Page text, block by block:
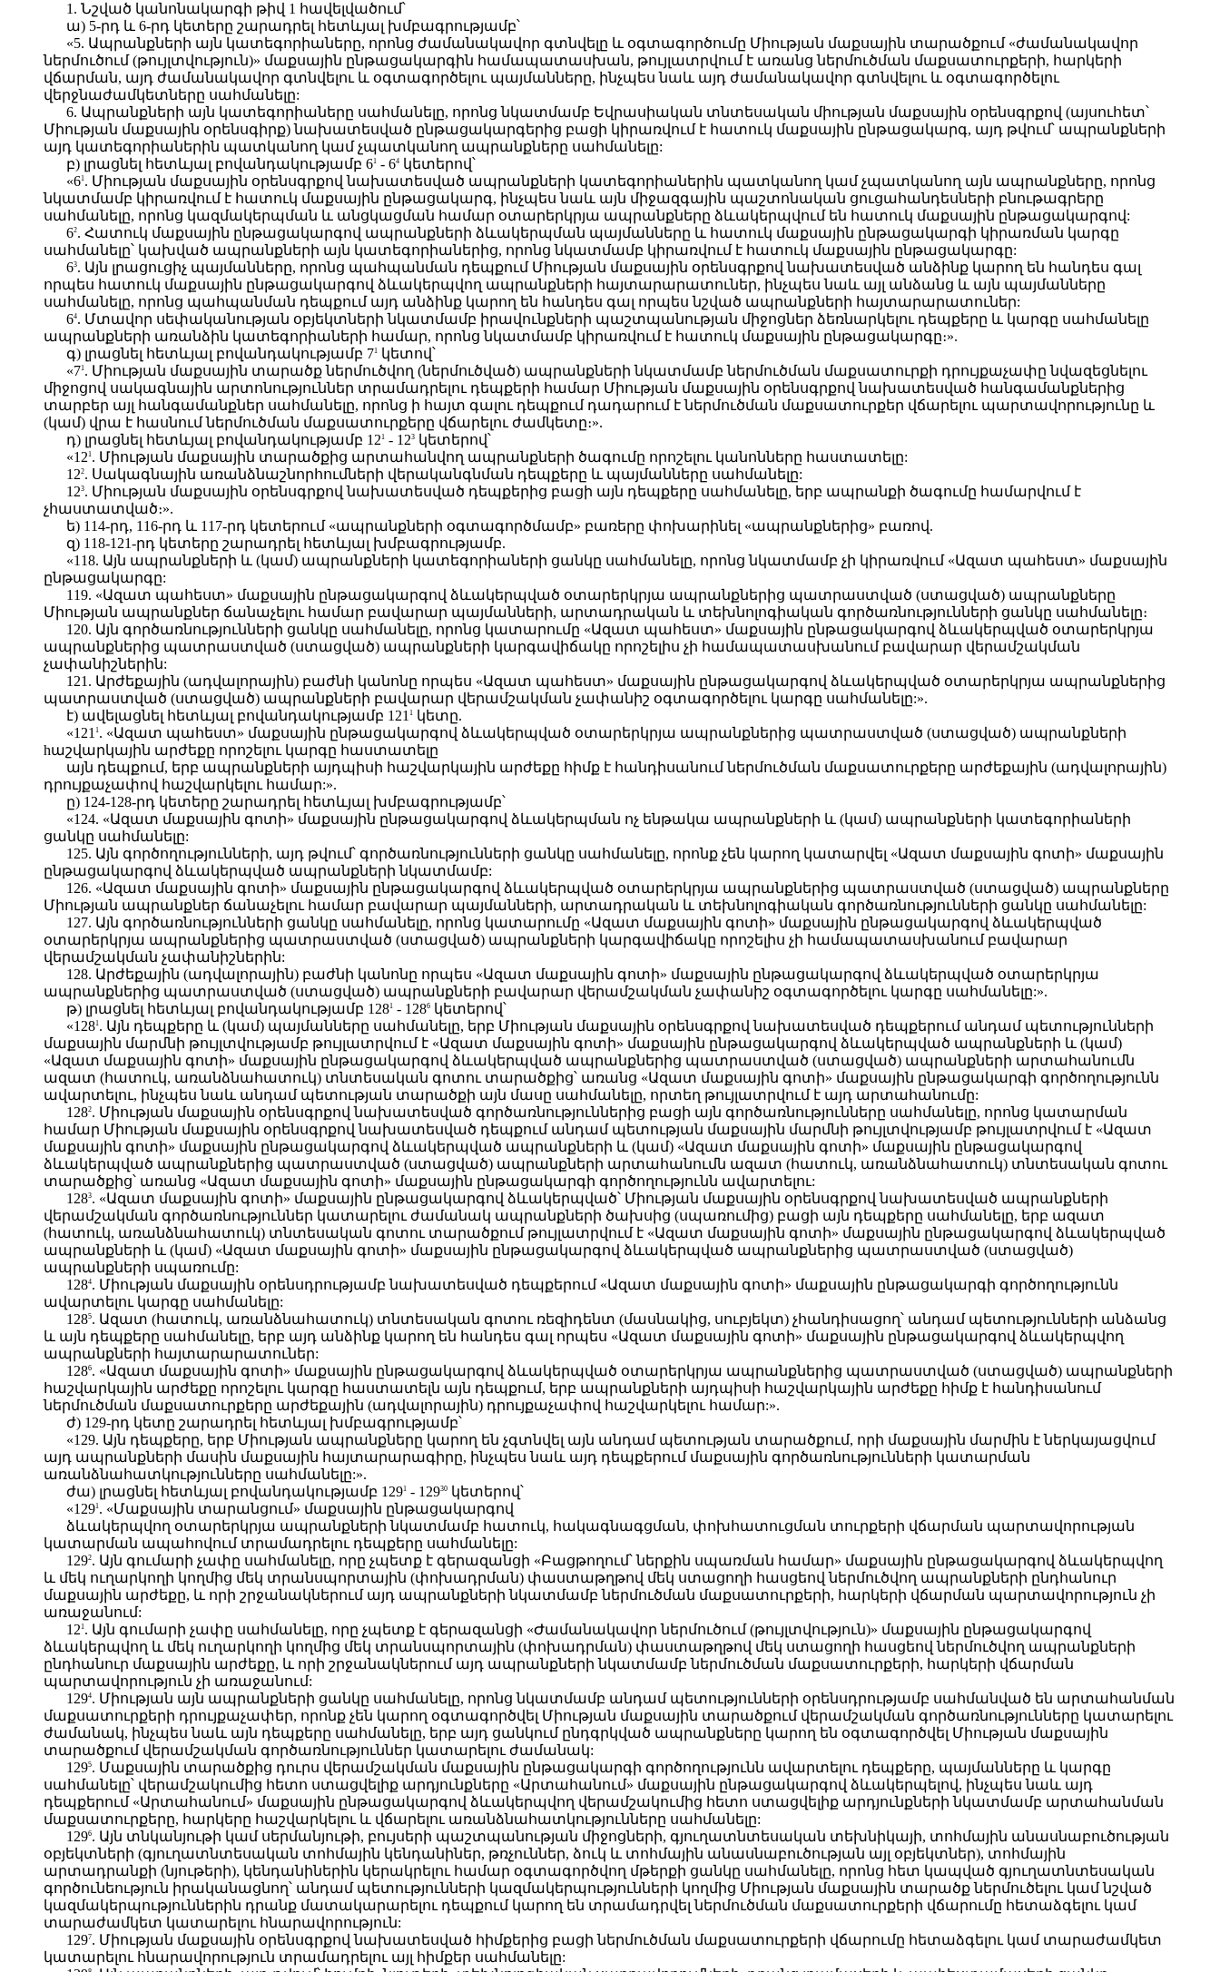
1. Նշված կանոնակարգի թիվ 1 հավելվածում՝
ա) 5-րդ և 6-րդ կետերը շարադրել հետևյալ խմբագրությամբ՝
«5. Ապրանքների այն կատեգորիաները, որոնց ժամանակավոր գտնվելը և օգտագործումը Միության մաքսային տարածքում «ժամանակավոր
ներմուծում (թույլտվություն)» մաքսային ընթացակարգին համապատասխան, թույլատրվում է առանց ներմուծման մաքսատուրքերի, հարկերի
վճարման, այդ ժամանակավոր գտնվելու և օգտագործելու պայմանները, ինչպես նաև այդ ժամանակավոր գտնվելու և օգտագործելու
վերջնաժամկետները սահմանելը:
6. Ապրանքների այն կատեգորիաները սահմանելը, որոնց նկատմամբ Եվրասիական տնտեսական միության մաքսային օրենսգրքով (այսուհետ՝
Միության մաքսային օրենսգիրք) նախատեսված ընթացակարգերից բացի կիրառվում է հատուկ մաքսային ընթացակարգ, այդ թվում՝ ապրանքների
այդ կատեգորիաներին պատկանող կամ չպատկանող ապրանքները սահմանելը:
բ) լրացնել հետևյալ բովանդակությամբ 61 - 64 կետերով՝
«61. Միության մաքսային օրենսգրքով նախատեսված ապրանքների կատեգորիաներին պատկանող կամ չպատկանող այն ապրանքները, որոնց
նկատմամբ կիրառվում է հատուկ մաքսային ընթացակարգ, ինչպես նաև այն միջազգային պաշտոնական ցուցահանդեսների բնութագրերը
սահմանելը, որոնց կազմակերպման և անցկացման համար օտարերկրյա ապրանքները ձևակերպվում են հատուկ մաքսային ընթացակարգով:
62. Հատուկ մաքսային ընթացակարգով ապրանքների ձևակերպման պայմանները և հատուկ մաքսային ընթացակարգի կիրառման կարգը
սահմանելը՝ կախված ապրանքների այն կատեգորիաներից, որոնց նկատմամբ կիրառվում է հատուկ մաքսային ընթացակարգը:
63. Այն լրացուցիչ պայմանները, որոնց պահպանման դեպքում Միության մաքսային օրենսգրքով նախատեսված անձինք կարող են հանդես գալ
որպես հատուկ մաքսային ընթացակարգով ձևակերպվող ապրանքների հայտարարատուներ, ինչպես նաև այլ անձանց և այն պայմանները
սահմանելը, որոնց պահպանման դեպքում այդ անձինք կարող են հանդես գալ որպես նշված ապրանքների հայտարարատուներ:
64. Մտավոր սեփականության օբյեկտների նկատմամբ իրավունքների պաշտպանության միջոցներ ձեռնարկելու դեպքերը և կարգը սահմանելը
ապրանքների առանձին կատեգորիաների համար, որոնց նկատմամբ կիրառվում է հատուկ մաքսային ընթացակարգը։».
գ) լրացնել հետևյալ բովանդակությամբ 71 կետով՝
«71. Միության մաքսային տարածք ներմուծվող (ներմուծված) ապրանքների նկատմամբ ներմուծման մաքսատուրքի դրույքաչափը նվազեցնելու
միջոցով սակագնային արտոնություններ տրամադրելու դեպքերի համար Միության մաքսային օրենսգրքով նախատեսված հանգամանքներից
տարբեր այլ հանգամանքներ սահմանելը, որոնց ի հայտ գալու դեպքում դադարում է ներմուծման մաքսատուրքեր վճարելու պարտավորությունը և
(կամ) վրա է հասնում ներմուծման մաքսատուրքերը վճարելու ժամկետը։».
դ) լրացնել հետևյալ բովանդակությամբ 121 - 123 կետերով՝
«121. Միության մաքսային տարածքից արտահանվող ապրանքների ծագումը որոշելու կանոնները հաստատելը:
122. Սակագնային առանձնաշնորհումների վերականգնման դեպքերը և պայմանները սահմանելը:
123. Միության մաքսային օրենսգրքով նախատեսված դեպքերից բացի այն դեպքերը սահմանելը, երբ ապրանքի ծագումը համարվում է
չհաստատված։».
ե) 114-րդ, 116-րդ և 117-րդ կետերում «ապրանքների օգտագործմամբ» բառերը փոխարինել «ապրանքներից» բառով.
զ) 118-121-րդ կետերը շարադրել հետևյալ խմբագրությամբ.
«118. Այն ապրանքների և (կամ) ապրանքների կատեգորիաների ցանկը սահմանելը, որոնց նկատմամբ չի կիրառվում «Ազատ պահեստ» մաքսային
ընթացակարգը:
119. «Ազատ պահեստ» մաքսային ընթացակարգով ձևակերպված օտարերկրյա ապրանքներից պատրաստված (ստացված) ապրանքները
Միության ապրանքներ ճանաչելու համար բավարար պայմանների, արտադրական և տեխնոլոգիական գործառնությունների ցանկը սահմանելը։
120. Այն գործառնությունների ցանկը սահմանելը, որոնց կատարումը «Ազատ պահեստ» մաքսային ընթացակարգով ձևակերպված օտարերկրյա
ապրանքներից պատրաստված (ստացված) ապրանքների կարգավիճակը որոշելիս չի համապատասխանում բավարար վերամշակման
չափանիշներին:
121. Արժեքային (ադվալորային) բաժնի կանոնը որպես «Ազատ պահեստ» մաքսային ընթացակարգով ձևակերպված օտարերկրյա ապրանքներից
պատրաստված (ստացված) ապրանքների բավարար վերամշակման չափանիշ օգտագործելու կարգը սահմանելը:».
է) ավելացնել հետևյալ բովանդակությամբ 1211 կետը.
«1211. «Ազատ պահեստ» մաքսային ընթացակարգով ձևակերպված օտարերկրյա ապրանքներից պատրաստված (ստացված) ապրանքների
hաշվարկային արժեքը որոշելու կարգը հաստատելը
այն դեպքում, երբ ապրանքների այդպիսի հաշվարկային արժեքը հիմք է հանդիսանում ներմուծման մաքսատուրքերը արժեքային (ադվալորային)
դրույքաչափով հաշվարկելու համար:».
ը) 124-128-րդ կետերը շարադրել հետևյալ խմբագրությամբ՝
«124. «Ազատ մաքսային գոտի» մաքսային ընթացակարգով ձևակերպման ոչ ենթակա ապրանքների և (կամ) ապրանքների կատեգորիաների
ցանկը սահմանելը:
125. Այն գործողությունների, այդ թվում՝ գործառնությունների ցանկը սահմանելը, որոնք չեն կարող կատարվել «Ազատ մաքսային գոտի» մաքսային
ընթացակարգով ձևակերպված ապրանքների նկատմամբ:
126. «Ազատ մաքսային գոտի» մաքսային ընթացակարգով ձևակերպված օտարերկրյա ապրանքներից պատրաստված (ստացված) ապրանքները
Միության ապրանքներ ճանաչելու համար բավարար պայմանների, արտադրական և տեխնոլոգիական գործառնությունների ցանկը սահմանելը:
127. Այն գործառնությունների ցանկը սահմանելը, որոնց կատարումը «Ազատ մաքսային գոտի» մաքսային ընթացակարգով ձևակերպված
օտարերկրյա ապրանքներից պատրաստված (ստացված) ապրանքների կարգավիճակը որոշելիս չի համապատասխանում բավարար
վերամշակման չափանիշներին:
128. Արժեքային (ադվալորային) բաժնի կանոնը որպես «Ազատ մաքսային գոտի» մաքսային ընթացակարգով ձևակերպված օտարերկրյա
ապրանքներից պատրաստված (ստացված) ապրանքների բավարար վերամշակման չափանիշ օգտագործելու կարգը սահմանելը:».
թ) լրացնել հետևյալ բովանդակությամբ 1281 - 1286 կետերով՝
«1281. Այն դեպքերը և (կամ) պայմանները սահմանելը, երբ Միության մաքսային օրենսգրքով նախատեսված դեպքերում անդամ պետությունների
մաքսային մարմնի թույլտվությամբ թույլատրվում է «Ազատ մաքսային գոտի» մաքսային ընթացակարգով ձևակերպված ապրանքների և (կամ)
«Ազատ մաքսային գոտի» մաքսային ընթացակարգով ձևակերպված ապրանքներից պատրաստված (ստացված) ապրանքների արտահանումն
ազատ (հատուկ, առանձնահատուկ) տնտեսական գոտու տարածքից՝ առանց «Ազատ մաքսային գոտի» մաքսային ընթացակարգի գործողությունն
ավարտելու, ինչպես նաև անդամ պետության տարածքի այն մասը սահմանելը, որտեղ թույլատրվում է այդ արտահանումը:
1282. Միության մաքսային օրենսգրքով նախատեսված գործառնություններից բացի այն գործառնությունները սահմանելը, որոնց կատարման
համար Միության մաքսային օրենսգրքով նախատեսված դեպքում անդամ պետության մաքսային մարմնի թույլտվությամբ թույլատրվում է «Ազատ
մաքսային գոտի» մաքսային ընթացակարգով ձևակերպված ապրանքների և (կամ) «Ազատ մաքսային գոտի» մաքսային ընթացակարգով
ձևակերպված ապրանքներից պատրաստված (ստացված) ապրանքների արտահանումն ազատ (հատուկ, առանձնահատուկ) տնտեսական գոտու
տարածքից՝ առանց «Ազատ մաքսային գոտի» մաքսային ընթացակարգի գործողությունն ավարտելու:
1283. «Ազատ մաքսային գոտի» մաքսային ընթացակարգով ձևակերպված՝ Միության մաքսային օրենսգրքով նախատեսված ապրանքների
վերամշակման գործառնություններ կատարելու ժամանակ ապրանքների ծախսից (սպառումից) բացի այն դեպքերը սահմանելը, երբ ազատ
(հատուկ, առանձնահատուկ) տնտեսական գոտու տարածքում թույլատրվում է «Ազատ մաքսային գոտի» մաքսային ընթացակարգով ձևակերպված
ապրանքների և (կամ) «Ազատ մաքսային գոտի» մաքսային ընթացակարգով ձևակերպված ապրանքներից պատրաստված (ստացված)
ապրանքների սպառումը:
1284. Միության մաքսային օրենսդրությամբ նախատեսված դեպքերում «Ազատ մաքսային գոտի» մաքսային ընթացակարգի գործողությունն
ավարտելու կարգը սահմանելը:
1285. Ազատ (հատուկ, առանձնահատուկ) տնտեսական գոտու ռեզիդենտ (մասնակից, սուբյեկտ) չհանդիսացող՝ անդամ պետությունների անձանց
և այն դեպքերը սահմանելը, երբ այդ անձինք կարող են հանդես գալ որպես «Ազատ մաքսային գոտի» մաքսային ընթացակարգով ձևակերպվող
ապրանքների հայտարարատուներ:
1286. «Ազատ մաքսային գոտի» մաքսային ընթացակարգով ձևակերպված օտարերկրյա ապրանքներից պատրաստված (ստացված) ապրանքների
հաշվարկային արժեքը որոշելու կարգը հաստատելն այն դեպքում, երբ ապրանքների այդպիսի հաշվարկային արժեքը հիմք է հանդիսանում
ներմուծման մաքսատուրքերը արժեքային (ադվալորային) դրույքաչափով հաշվարկելու համար:».
ժ) 129-րդ կետը շարադրել հետևյալ խմբագրությամբ՝
«129. Այն դեպքերը, երբ Միության ապրանքները կարող են չգտնվել այն անդամ պետության տարածքում, որի մաքսային մարմին է ներկայացվում
այդ ապրանքների մասին մաքսային հայտարարագիրը, ինչպես նաև այդ դեպքերում մաքսային գործառնությունների կատարման
առանձնահատկությունները սահմանելը:».
ժա) լրացնել հետևյալ բովանդակությամբ 1291 - 12930 կետերով՝
«1291. «Մաքսային տարանցում» մաքսային ընթացակարգով
ձևակերպվող օտարերկրյա ապրանքների նկատմամբ հատուկ, հակագնագցման, փոխհատուցման տուրքերի վճարման պարտավորության
կատարման ապահովում տրամադրելու դեպքերը սահմանելը:
1292. Այն գումարի չափը սահմանելը, որը չպետք է գերազանցի «Բացթողում՝ ներքին սպառման համար» մաքսային ընթացակարգով ձևակերպվող
և մեկ ուղարկողի կողմից մեկ տրանսպորտային (փոխադրման) փաստաթղթով մեկ ստացողի հասցեով ներմուծվող ապրանքների ընդհանուր
մաքսային արժեքը, և որի շրջանակներում այդ ապրանքների նկատմամբ ներմուծման մաքսատուրքերի, հարկերի վճարման պարտավորություն չի
առաջանում:
121. Այն գումարի չափը սահմանելը, որը չպետք է գերազանցի «Ժամանակավոր ներմուծում (թույլտվություն)» մաքսային ընթացակարգով
ձևակերպվող և մեկ ուղարկողի կողմից մեկ տրանսպորտային (փոխադրման) փաստաթղթով մեկ ստացողի հասցեով ներմուծվող ապրանքների
ընդհանուր մաքսային արժեքը, և որի շրջանակներում այդ ապրանքների նկատմամբ ներմուծման մաքսատուրքերի, հարկերի վճարման
պարտավորություն չի առաջանում:
1294. Միության այն ապրանքների ցանկը սահմանելը, որոնց նկատմամբ անդամ պետությունների օրենսդրությամբ սահմանված են արտահանման
մաքսատուրքերի դրույքաչափեր, որոնք չեն կարող օգտագործվել Միության մաքսային տարածքում վերամշակման գործառնությունները կատարելու
ժամանակ, ինչպես նաև այն դեպքերը սահմանելը, երբ այդ ցանկում ընդգրկված ապրանքները կարող են օգտագործվել Միության մաքսային
տարածքում վերամշակման գործառնություններ կատարելու ժամանակ:
1295. Մաքսային տարածքից դուրս վերամշակման մաքսային ընթացակարգի գործողությունն ավարտելու դեպքերը, պայմանները և կարգը
սահմանելը՝ վերամշակումից հետո ստացվելիք արդյունքները «Արտահանում» մաքսային ընթացակարգով ձևակերպելով, ինչպես նաև այդ
դեպքերում «Արտահանում» մաքսային ընթացակարգով ձևակերպվող վերամշակումից հետո ստացվելիք արդյունքների նկատմամբ արտահանման
մաքսատուրքերը, հարկերը հաշվարկելու և վճարելու առանձնահատկությունները սահմանելը:
1296. Այն տնկանյութի կամ սերմանյութի, բույսերի պաշտպանության միջոցների, գյուղատնտեսական տեխնիկայի, տոհմային անասնաբուծության
օբյեկտների (գյուղատնտեսական տոհմային կենդանիներ, թռչուններ, ձուկ և տոհմային անասնաբուծության այլ օբյեկտներ), տոհմային
արտադրանքի (նյութերի), կենդանիներին կերակրելու համար օգտագործվող մթերքի ցանկը սահմանելը, որոնց հետ կապված գյուղատնտեսական
գործունեություն իրականացնող՝ անդամ պետությունների կազմակերպությունների կողմից Միության մաքսային տարածք ներմուծելու կամ նշված
կազմակերպություններին դրանք մատակարարելու դեպքում կարող են տրամադրվել ներմուծման մաքսատուրքերի վճարումը հետաձգելու կամ
տարաժամկետ կատարելու հնարավորություն:
1297. Միության մաքսային օրենսգրքով նախատեսված հիմքերից բացի ներմուծման մաքսատուրքերի վճարումը հետաձգելու կամ տարաժամկետ
կատարելու հնարավորություն տրամադրելու այլ հիմքեր սահմանելը: